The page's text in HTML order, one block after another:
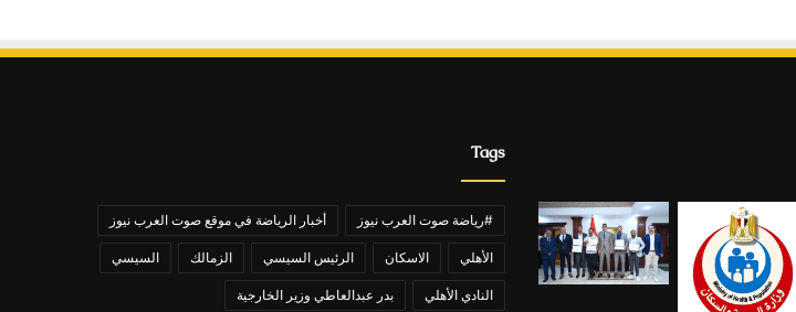
Tags
#رياضة صوت العرب نيوز أخبار الرياضة في موقع صوت العرب نيوز
الأهلي الاسكان الرئيس السيسي الزمالك السيسي
النادي الأهلي بدر عبدالعاطي وزير الخارجية